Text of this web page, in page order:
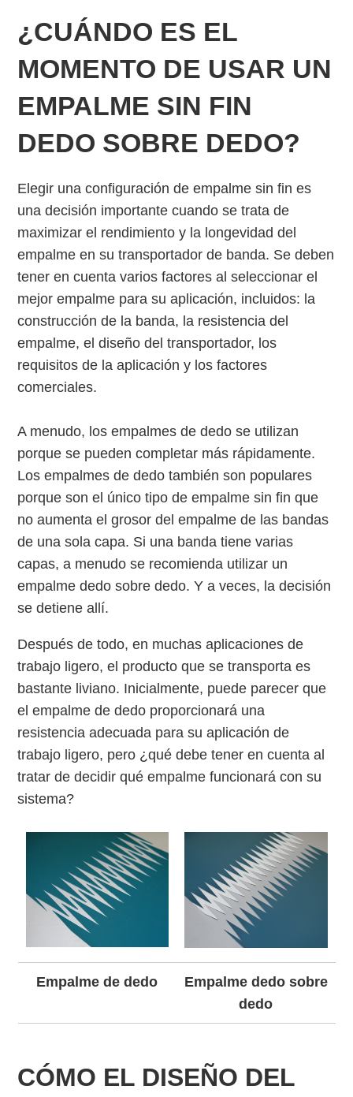
¿CUÁNDO ES EL
MOMENTO DE USAR UN
EMPALME SIN FIN
DEDO SOBRE DEDO?
Elegir una configuración de empalme sin fin es
una decisión importante cuando se trata de
maximizar el rendimiento y la longevidad del
empalme en su transportador de banda. Se deben
tener en cuenta varios factores al seleccionar el
mejor empalme para su aplicación, incluidos: la
construcción de la banda, la resistencia del
empalme, el diseño del transportador, los
requisitos de la aplicación y los factores
comerciales.
A menudo, los empalmes de dedo se utilizan
porque se pueden completar más rápidamente.
Los empalmes de dedo también son populares
porque son el único tipo de empalme sin fin que
no aumenta el grosor del empalme de las bandas
de una sola capa. Si una banda tiene varias
capas, a menudo se recomienda utilizar un
empalme dedo sobre dedo. Y a veces, la decisión
se detiene allí.
Después de todo, en muchas aplicaciones de
trabajo ligero, el producto que se transporta es
bastante liviano. Inicialmente, puede parecer que
el empalme de dedo proporcionará una
resistencia adecuada para su aplicación de
trabajo ligero, pero ¿qué debe tener en cuenta al
tratar de decidir qué empalme funcionará con su
sistema?
Empalme de dedo
Empalme dedo sobre
dedo
CÓMO EL DISEÑO DEL